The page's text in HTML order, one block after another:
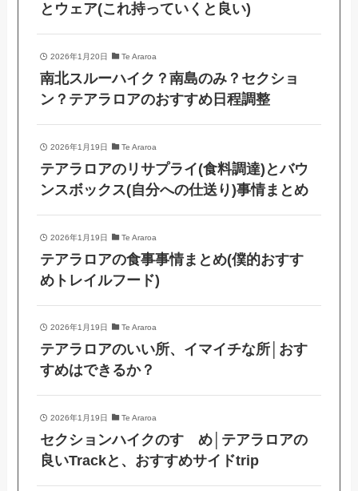
とウェア(これ持っていくと良い)
2026年1月20日 Te Araroa
南北スルーハイク？南島のみ？セクショ
ン？テアラロアのおすすめ日程調整
2026年1月19日 Te Araroa
テアラロアのリサプライ(食料調達)とバウ
ンスボックス(自分への仕送り)事情まとめ
2026年1月19日 Te Araroa
テアラロアの食事事情まとめ(僕的おすす
めトレイルフード)
2026年1月19日 Te Araroa
テアラロアのいい所、イマイチな所│おす
すめはできるか？
2026年1月19日 Te Araroa
セクションハイクのすゝめ│テアラロアの
良いTrackと、おすすめサイドtrip